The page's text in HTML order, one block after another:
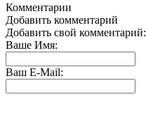
Комментарии
Добавить комментарий
Добавить свой комментарий:
Ваше Имя:
Ваш E-Mail: